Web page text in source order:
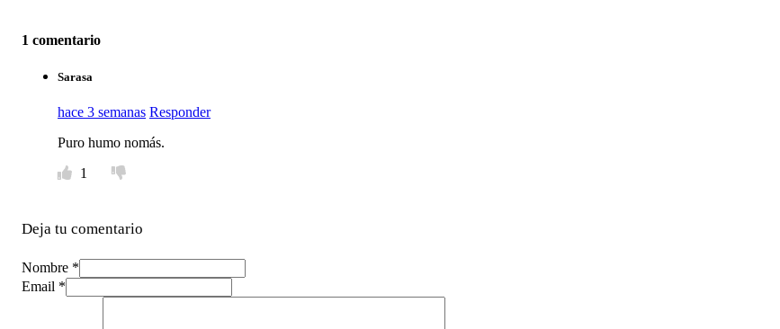
1 comentario
Sarasa
hace 3 semanas Responder
Puro humo nomás.
1
Deja tu comentario
Nombre *
Email *